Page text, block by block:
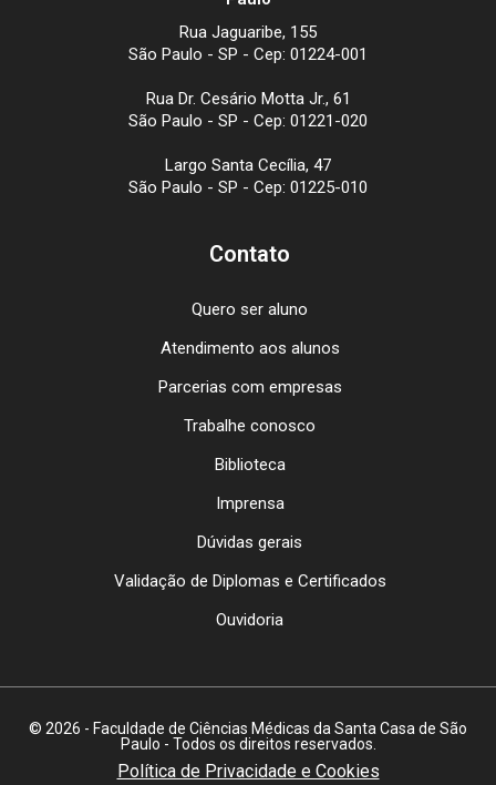
Rua Jaguaribe, 155
São Paulo - SP - Cep: 01224-001
Rua Dr. Cesário Motta Jr., 61
São Paulo - SP - Cep: 01221-020
Largo Santa Cecília, 47
São Paulo - SP - Cep: 01225-010
Contato
Quero ser aluno
Atendimento aos alunos
Parcerias com empresas
Trabalhe conosco
Biblioteca
Imprensa
Dúvidas gerais
Validação de Diplomas e Certificados
Ouvidoria
© 2026 - Faculdade de Ciências Médicas da Santa Casa de São
Paulo - Todos os direitos reservados.
Política de Privacidade e Cookies